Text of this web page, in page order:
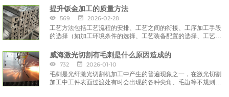
提升钣金加工的质量方法
569
2026-02-28
工艺方法包括工艺流程的安排、工艺之间的衔接、工序加工手段
的选择（如加工环境条件的选择、工艺装备配置的选择、工艺参
威海激光切割有毛刺是什么原因造成的
732
2026-01-10
毛刺是光纤激光切割机加工中产生的普遍现象之一，在激光切割
加工中工件表面过渡处有时会出现的各种尖角、毛边等不规则的